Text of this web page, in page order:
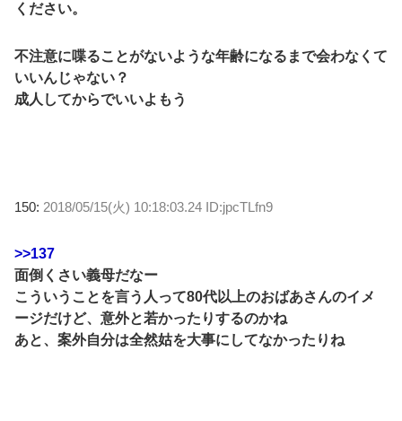
ください。
不注意に喋ることがないような年齢になるまで会わなくて
いいんじゃない？
成人してからでいいよもう
150: 2018/05/15(火) 10:18:03.24 ID:jpcTLfn9
>>137
面倒くさい義母だなー
こういうことを言う人って80代以上のおばあさんのイメ
ージだけど、意外と若かったりするのかね
あと、案外自分は全然姑を大事にしてなかったりね